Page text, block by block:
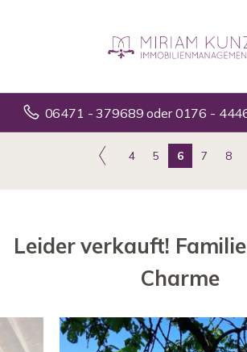
06471 - 379689 oder 0176 -
4 5 6 7 8
Leider verkauft!
Charme